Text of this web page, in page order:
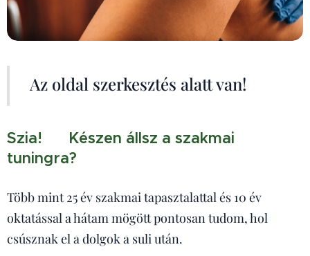
Az oldal szerkesztés alatt van!
Szia! 🤗 Készen állsz a szakmai
tuningra?
Több mint 25 év szakmai tapasztalattal és 10 év
oktatással a hátam mögött pontosan tudom, hol
csúsznak el a dolgok a suli után.